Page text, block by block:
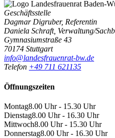
Geschäftsstelle
Dagmar Digruber, Referentin
Daniela Schraft, Verwaltung/
Gymnasiumstraße 43
70174 Stuttgart
info@landesfrauenrat-bw.de
Telefon +49 711 621135
Öffnungszeiten
Montag8.00 Uhr - 15.30 Uhr
Dienstag8.00 Uhr - 16.30 Uhr
Mittwoch8.00 Uhr - 15.30 Uhr
Donnerstag8.00 Uhr - 16.30 Uhr